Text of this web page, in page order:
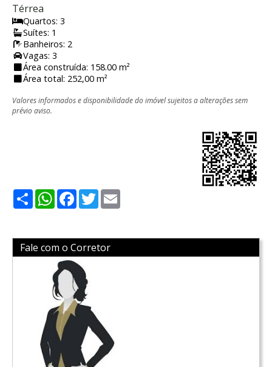
Térrea
Quartos: 3
Suítes: 1
Banheiros: 2
Vagas: 3
Área construída: 158.00 m²
Área total: 252,00 m²
Valores informados e disponibilidade do imóvel sujeitos a alterações sem
prévio aviso.
ShareWhatsApp
Facebook
Twitter
Fale com o Corretor